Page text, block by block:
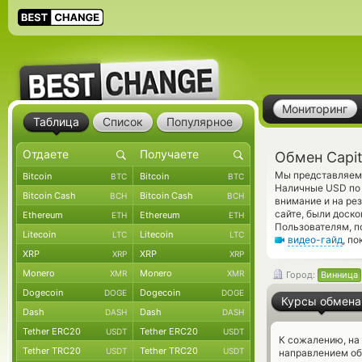
Мониторинг
Обмен
Мы представляем
Наличные USD
внимание и на
сайте, были
Пользователям,
видео-гайд,
Город: Винница
Курсы обмена
К сожалению, на
направлением
Таблица Список Популярное
Bitcoin BTC Bitcoin BTC
Bitcoin Cash BCH Bitcoin Cash BCH
Ethereum ETH Ethereum ETH
Litecoin LTC Litecoin LTC
XRP XRP XRP XRP
Monero XMR Monero XMR
Dogecoin DOGE Dogecoin DOGE
Dash DASH Dash DASH
Tether ERC20 USDT Tether ERC20 USDT
Tether TRC20 USDT Tether TRC20 USDT